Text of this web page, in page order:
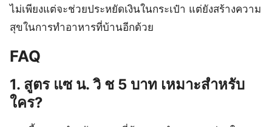
ไม่เพียงแต่จะช่วยประหยัดเงินในกระเป๋า แต่ยังสร้างความ
สุขในการทำอาหารที่บ้านอีกด้วย
FAQ
1. สูตร แซ น. วิ ช 5 บาท เหมาะสำหรับ
ใคร?